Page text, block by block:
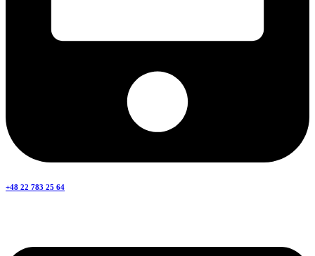
+48 22 783 25 64